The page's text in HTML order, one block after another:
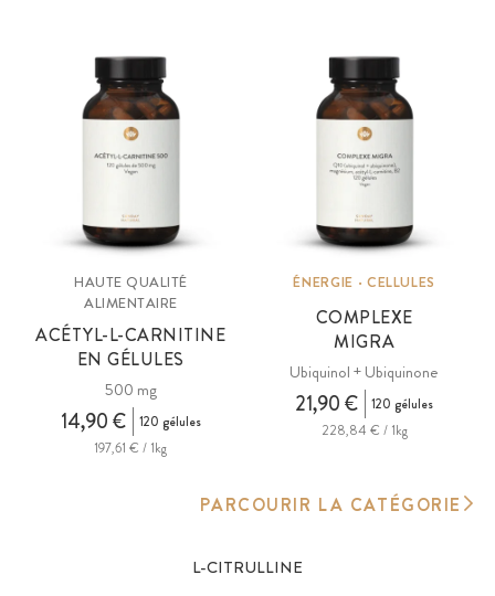
HAUTE QUALITÉ
ALIMENTAIRE
ACÉTYL-L-CARNITINE
EN GÉLULES
500 mg
14,90 €
120 gélules
197,61 € / 1kg
ÉNERGIE · CELLULES
COMPLEXE
MIGRA
Ubiquinol + Ubiquinone
21,90 €
120 gélules
228,84 € / 1kg
PARCOURIR LA CATÉGORIE
L-CITRULLINE